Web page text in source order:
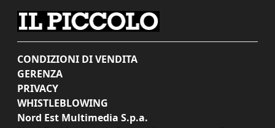
CONDIZIONI DI VENDITA
GERENZA
PRIVACY
WHISTLEBLOWING
Nord Est Multimedia S.p.a.